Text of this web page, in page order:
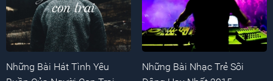
Những Bài Hát Tình Yêu
Những Bài Nhạc Trẻ Sôi